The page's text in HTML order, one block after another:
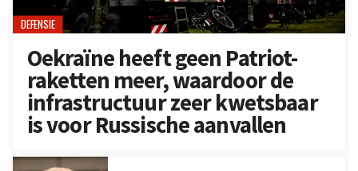
DEFENSIE
Oekraïne heeft geen Patriot-
raketten meer, waardoor de
infrastructuur zeer kwetsbaar
is voor Russische aanvallen